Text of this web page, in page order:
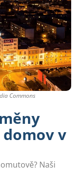
Commons
v
Naši